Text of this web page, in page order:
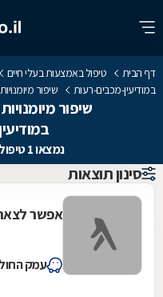
דף הבית טיפול באמצעות בעלי חיים
במודיעין-מכבים-רעות
שיפור
שיפור
נמצאו 1 טיפול באמצעות בעלי חיים
סינון תוצאות
אפשר
עמק החולה 17,